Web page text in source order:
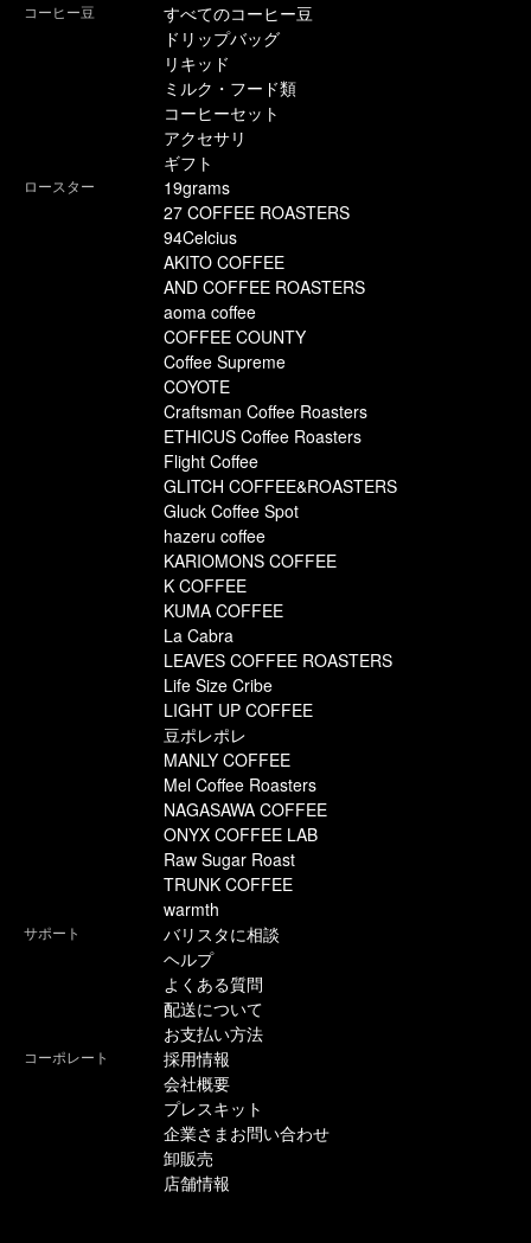
コーヒー豆
すべてのコーヒー豆
ドリップバッグ
リキッド
ミルク・フード類
コーヒーセット
アクセサリ
ギフト
ロースター
19grams
27 COFFEE ROASTERS
94Celcius
AKITO COFFEE
AND COFFEE ROASTERS
aoma coffee
COFFEE COUNTY
Coffee Supreme
COYOTE
Craftsman Coffee Roasters
ETHICUS Coffee Roasters
Flight Coffee
GLITCH COFFEE&ROASTERS
Gluck Coffee Spot
hazeru coffee
KARIOMONS COFFEE
K COFFEE
KUMA COFFEE
La Cabra
LEAVES COFFEE ROASTERS
Life Size Cribe
LIGHT UP COFFEE
豆ポレポレ
MANLY COFFEE
Mel Coffee Roasters
NAGASAWA COFFEE
ONYX COFFEE LAB
Raw Sugar Roast
TRUNK COFFEE
warmth
サポート
バリスタに相談
ヘルプ
よくある質問
配送について
お支払い方法
コーポレート
採用情報
会社概要
プレスキット
企業さまお問い合わせ
卸販売
店舗情報